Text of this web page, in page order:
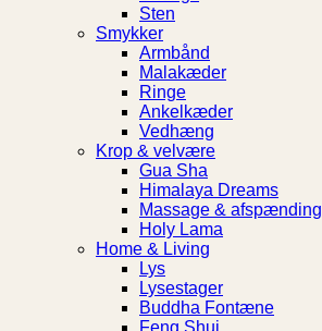
Sten
Smykker
Armbånd
Malakæder
Ringe
Ankelkæder
Vedhæng
Krop & velvære
Gua Sha
Himalaya Dreams
Massage & afspænding
Holy Lama
Home & Living
Lys
Lysestager
Buddha Fontæne
Feng Shui